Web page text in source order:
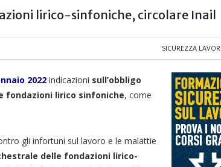
lirico-sinfoniche, circolare Inail
SICUREZZA
2022 indicazioni sull’obbligo
fondazioni lirico sinfoniche, come
gli infortuni sul lavoro e le malattie
delle fondazioni lirico-